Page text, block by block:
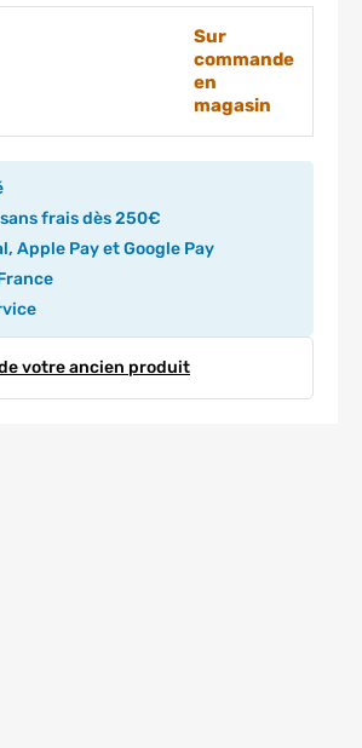
Sur
commande
en
magasin
frais dès 250€
Apple Pay et Google Pay
votre ancien produit